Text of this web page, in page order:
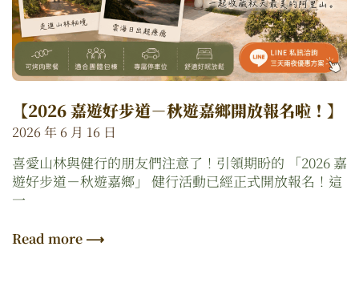
【2026 嘉遊好步道－秋遊嘉鄉開放報名啦！】
2026 年 6 月 16 日
喜愛山林與健行的朋友們注意了！引領期盼的 「2026 嘉
遊好步道－秋遊嘉鄉」 健行活動已經正式開放報名！這
一
Read more ⟶